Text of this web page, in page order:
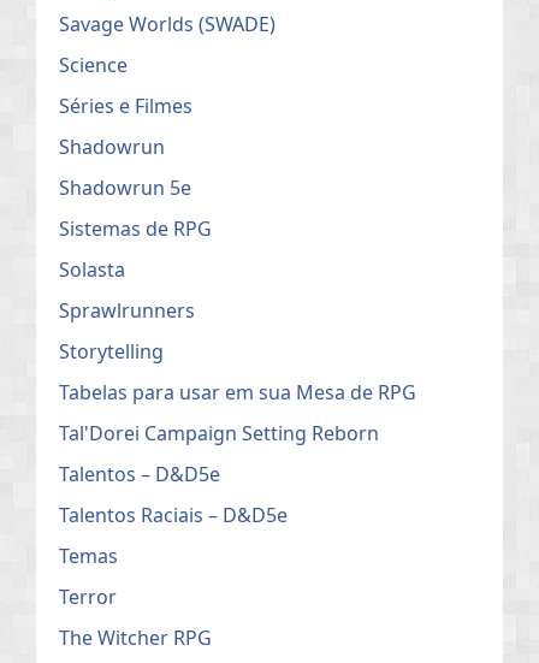
Savage Worlds (SWADE)
Science
Séries e Filmes
Shadowrun
Shadowrun 5e
Sistemas de RPG
Solasta
Sprawlrunners
Storytelling
Tabelas para usar em sua Mesa de RPG
Tal'Dorei Campaign Setting Reborn
Talentos – D&D5e
Talentos Raciais – D&D5e
Temas
Terror
The Witcher RPG